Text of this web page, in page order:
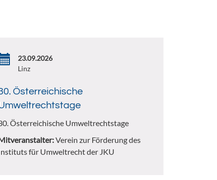
23.09.2026
Linz
Österreichische
Österreichische Umweltrechtstage
Verein zur Förderung des
für Umweltrecht der JKU